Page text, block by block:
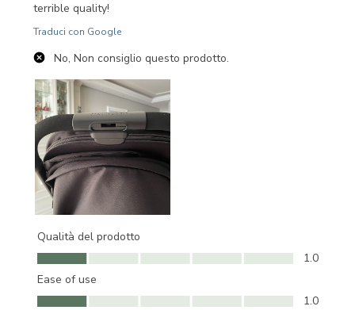
terrible quality!
Traduci con Google
No, Non consiglio questo prodotto.
Qualità del prodotto
Qualità del prodotto, 1.0 su 5
1.0
Ease of use
Ease of use, 1.0 su 5
1.0